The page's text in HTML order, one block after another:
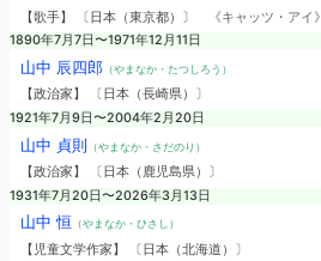
【歌手】 〔日本（東京都）〕
《キャッツ・アイ》
1890年7月7日〜1971年12月11日
山中 辰四郎（やまなか・たつしろう）
【政治家】 〔日本（長崎県）〕
1921年7月9日〜2004年2月20日
山中 貞則 （やまなか・さだのり）
【政治家】 〔日本（鹿児島県）〕
1931年7月20日〜2026年3月13日
山中 恒 （やまなか・ひさし）
【児童文学作家】 〔日本（北海道）〕